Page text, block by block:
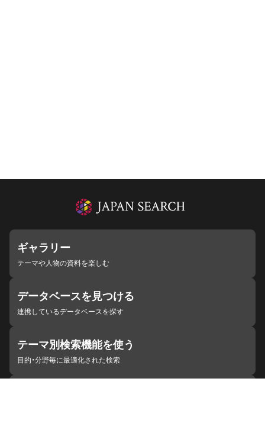
ギャラリー
テーマや人物の資料を楽しむ
データベースを見つける
連携しているデータベースを探す
テーマ別検索機能を使う
目的・分野毎に最適化された検索